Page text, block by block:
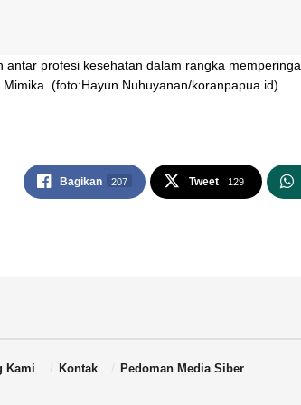
antar profesi kesehatan dalam rangka
(foto:Hayun Nuhuyanan/koranpapua.id)
Bagikan 207 Tweet 129
Kami Kontak Pedoman Media Siber